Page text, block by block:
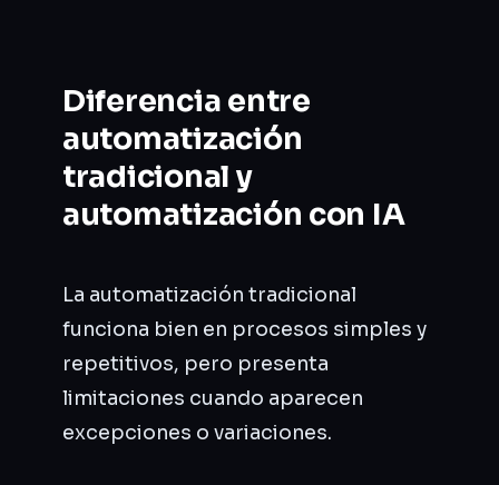
Diferencia entre
automatización
tradicional y
automatización con IA
La automatización tradicional
funciona bien en procesos simples y
repetitivos, pero presenta
limitaciones cuando aparecen
excepciones o variaciones.